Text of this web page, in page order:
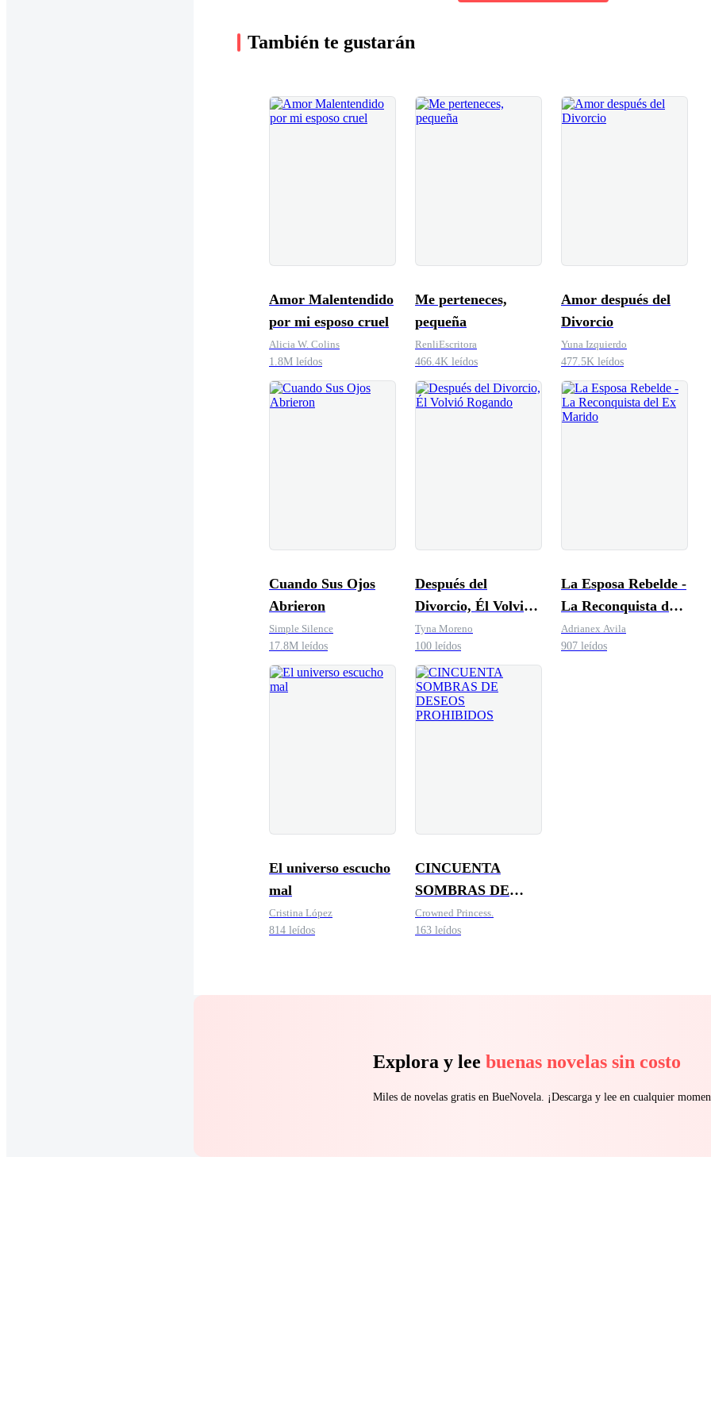
También te gustarán
Amor Malentendido
por mi esposo cruel
Alicia W. Colins
1.8M leídos
Me perteneces,
pequeña
RenliEscritora
466.4K leídos
Amor después del
Divorcio
Yuna Izquierdo
477.5K leídos
Cuando Sus Ojos
Abrieron
Simple Silence
17.8M leídos
Después del
Divorcio, Él Volvió
Rogando
Tyna Moreno
100 leídos
La Esposa Rebelde -
La Reconquista del
Ex Marido
Adrianex Avila
907 leídos
El universo escucho
mal
Cristina López
814 leídos
CINCUENTA
SOMBRAS DE
DESEOS
PROHIBIDOS
Crowned Princess.
163 leídos
Explora y lee buenas novelas sin costo
Miles de novelas gratis en BueNovela. ¡Descarga y lee en cualquier